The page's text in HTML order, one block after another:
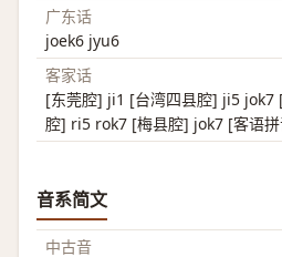
广东话
joek6 jyu6
客家话
[东莞腔] ji1 [台湾四县腔] ji5 jok7
腔] ri5 rok7 [梅县腔] jok7 [客语
音系简文
中古音